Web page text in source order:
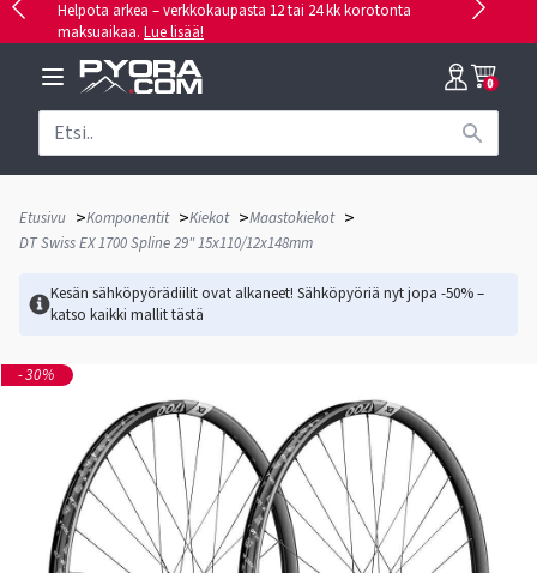
Helpota arkea – verkkokaupasta 12 tai 24 kk korotonta
maksuaikaa. Lue lisää!
0
Etusivu >Komponentit >Kiekot >Maastokiekot >
DT Swiss EX 1700 Spline 29" 15x110/12x148mm
Kesän sähköpyörädiilit ovat alkaneet! Sähköpyöriä nyt jopa -50% –
katso kaikki mallittästä
-30%